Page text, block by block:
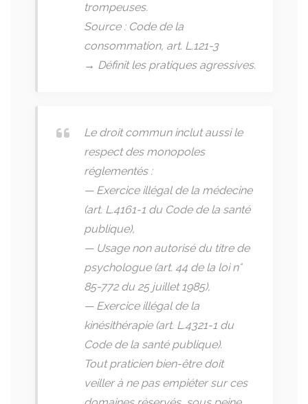
trompeuses.
Source : Code de la
consommation, art. L.121-3
→ Définit les pratiques agressives.
Le droit commun inclut aussi le
respect des monopoles
réglementés :
— Exercice illégal de la médecine
(art. L.4161-1 du Code de la santé
publique),
— Usage non autorisé du titre de
psychologue (art. 44 de la loi n°
85-772 du 25 juillet 1985),
— Exercice illégal de la
kinésithérapie (art. L.4321-1 du
Code de la santé publique).
Tout praticien bien-être doit
veiller à ne pas empiéter sur ces